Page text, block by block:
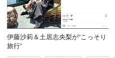
伊藤沙莉＆土居志央梨が“こっそり
旅行”